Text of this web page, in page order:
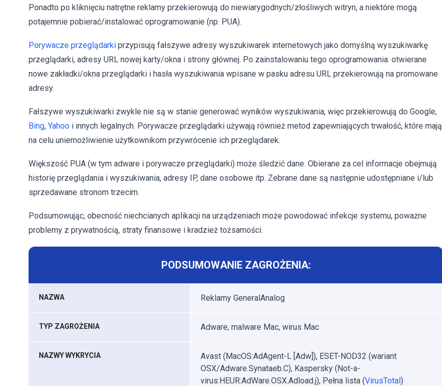
Ponadto po kliknięciu natrętne reklamy przekierowują do niewiarygodnych/złośliwych witryn, a niektóre mogą
potajemnie pobierać/instalować oprogramowanie (np. PUA).
Porywacze przeglądarki przypisują fałszywe adresy wyszukiwarek internetowych jako domyślną wyszukiwarkę
przeglądarki, adresy URL nowej karty/okna i strony głównej. Po zainstalowaniu tego oprogramowania: otwierane
nowe zakładki/okna przeglądarki i hasła wyszukiwania wpisane w pasku adresu URL przekierowują na promowane
adresy.
Fałszywe wyszukiwarki zwykle nie są w stanie generować wyników wyszukiwania, więc przekierowują do Google,
Bing, Yahoo i innych legalnych. Porywacze przeglądarki używają również metod zapewniających trwałość, które mają
na celu uniemożliwienie użytkownikom przywrócenie ich przeglądarek.
Większość PUA (w tym adware i porywacze przeglądarki) może śledzić dane. Obierane za cel informacje obejmują
historię przeglądania i wyszukiwania, adresy IP, dane osobowe itp. Zebrane dane są następnie udostępniane i/lub
sprzedawane stronom trzecim.
Podsumowując, obecność niechcianych aplikacji na urządzeniach może powodować infekcje systemu, poważne
problemy z prywatnością, straty finansowe i kradzież tożsamości.
PODSUMOWANIE ZAGROŻENIA:
NAZWA Reklamy GeneralAnalog
TYP ZAGROŻENIA Adware, malware Mac, wirus Mac
NAZWY WYKRYCIA
Avast (MacOS:AdAgent-L [Adw]), ESET-NOD32 (wariant
OSX/Adware.Synataeb.C), Kaspersky (Not-a-
virus:HEUR:AdWare.OSX.Adload.j), Pełna lista (VirusTotal)